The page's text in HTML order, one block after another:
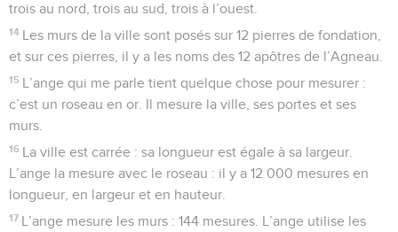
trois au nord, trois au sud, trois à l’ouest.
14 Les murs de la ville sont posés sur 12 pierres de fondation,
et sur ces pierres, il y a les noms des 12 apôtres de l’Agneau.
15 L’ange qui me parle tient quelque chose pour mesurer :
c’est un roseau en or. Il mesure la ville, ses portes et ses
murs.
16 La ville est carrée : sa longueur est égale à sa largeur.
L’ange la mesure avec le roseau : il y a 12 000 mesures en
longueur, en largeur et en hauteur.
17 L’ange mesure les murs : 144 mesures. L’ange utilise les